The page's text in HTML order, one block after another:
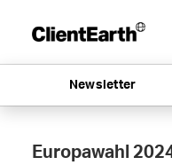
Newsletter
Europawahl